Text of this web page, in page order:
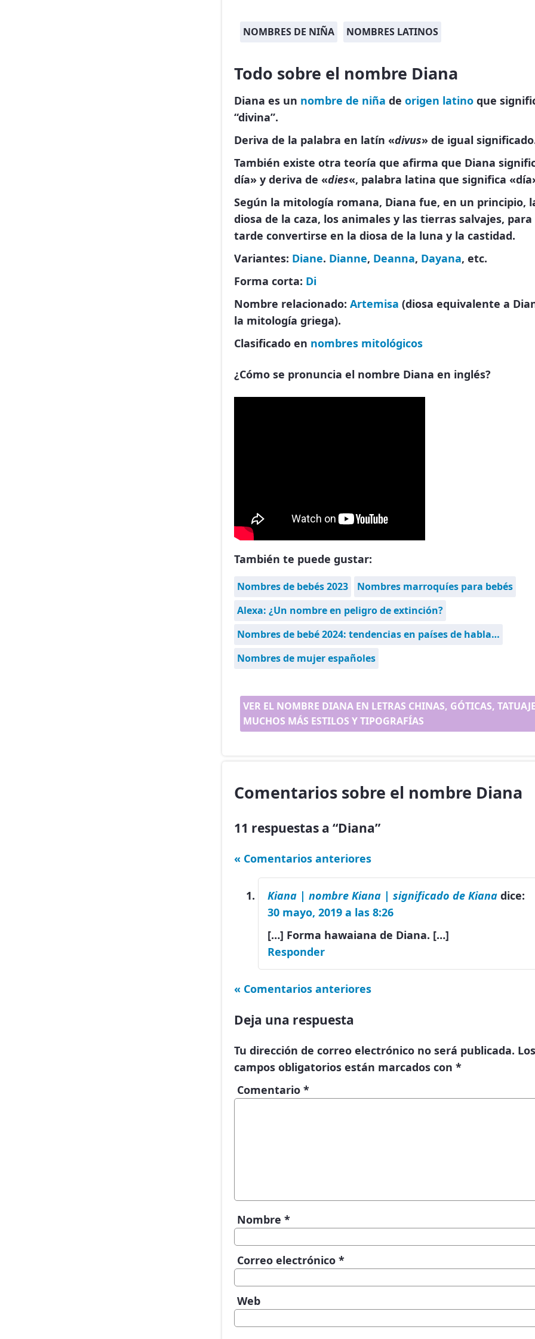
NOMBRES DE NIÑA NOMBRES LATINOS
Todo sobre el nombre Diana
Diana es un nombre de niña de origen latino que
“divina”.
Deriva de la palabra en latín «divus» de igual
También existe otra teoría que afirma que Diana
día» y deriva de «dies«, palabra latina que significa
Según la mitología romana, Diana fue, en un principio,
diosa de la caza, los animales y las tierras salvajes, para
tarde convertirse en la diosa de la luna y la castidad.
Variantes: Diane. Dianne, Deanna, Dayana, etc.
Forma corta: Di
Nombre relacionado: Artemisa (diosa equivalente a
la mitología griega).
Clasificado en nombres mitológicos
¿Cómo se pronuncia el nombre Diana en inglés?
También te puede gustar:
Nombres de bebés 2023
Nombres marroquíes para bebés
Alexa: ¿Un nombre en peligro de extinción?
Nombres de bebé 2024: tendencias en países de habla…
Nombres de mujer españoles
VER EL NOMBRE DIANA EN LETRAS CHINAS, GÓTICAS,
MUCHOS MÁS ESTILOS Y TIPOGRAFÍAS
Comentarios sobre el nombre Diana
11 respuestas a “Diana”
« Comentarios anteriores
Kiana | nombre Kiana | significado de Kiana dice:
30 mayo, 2019 a las 8:26
[…] Forma hawaiana de Diana. […]
Responder
« Comentarios anteriores
Deja una respuesta
Tu dirección de correo electrónico no será publicada. Los
campos obligatorios están marcados con *
Comentario *
Nombre *
Correo electrónico *
Web